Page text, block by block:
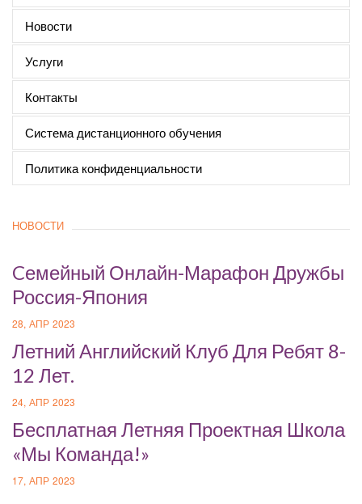
Новости
Услуги
Контакты
Система дистанционного обучения
Политика конфиденциальности
НОВОСТИ
Cемейный Онлайн-Марафон Дружбы
Россия-Япония
28, АПР 2023
Летний Английский Клуб Для Ребят 8-
12 Лет.
24, АПР 2023
Бесплатная Летняя Проектная Школа
«Мы Команда!»
17, АПР 2023